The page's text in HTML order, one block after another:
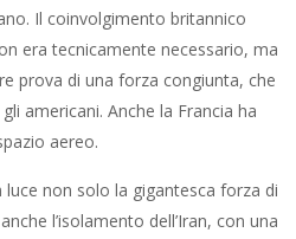
Il coinvolgimento britannico
era tecnicamente necessario, ma
prova di una forza congiunta, che
americani. Anche la Francia ha
aereo.
non solo la gigantesca forza di
l’isolamento dell’Iran, con una